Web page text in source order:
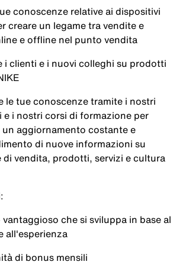
conoscenze relative ai dispositivi
creare un legame tra vendite e
e offline nel punto vendita
i clienti e i nuovi colleghi su prodotti
le tue conoscenze tramite i nostri
e i nostri corsi di formazione per
aggiornamento costante e
di nuove informazioni su
di vendita, prodotti, servizi e cultura
che si sviluppa in base al
all'esperienza
di bonus mensili